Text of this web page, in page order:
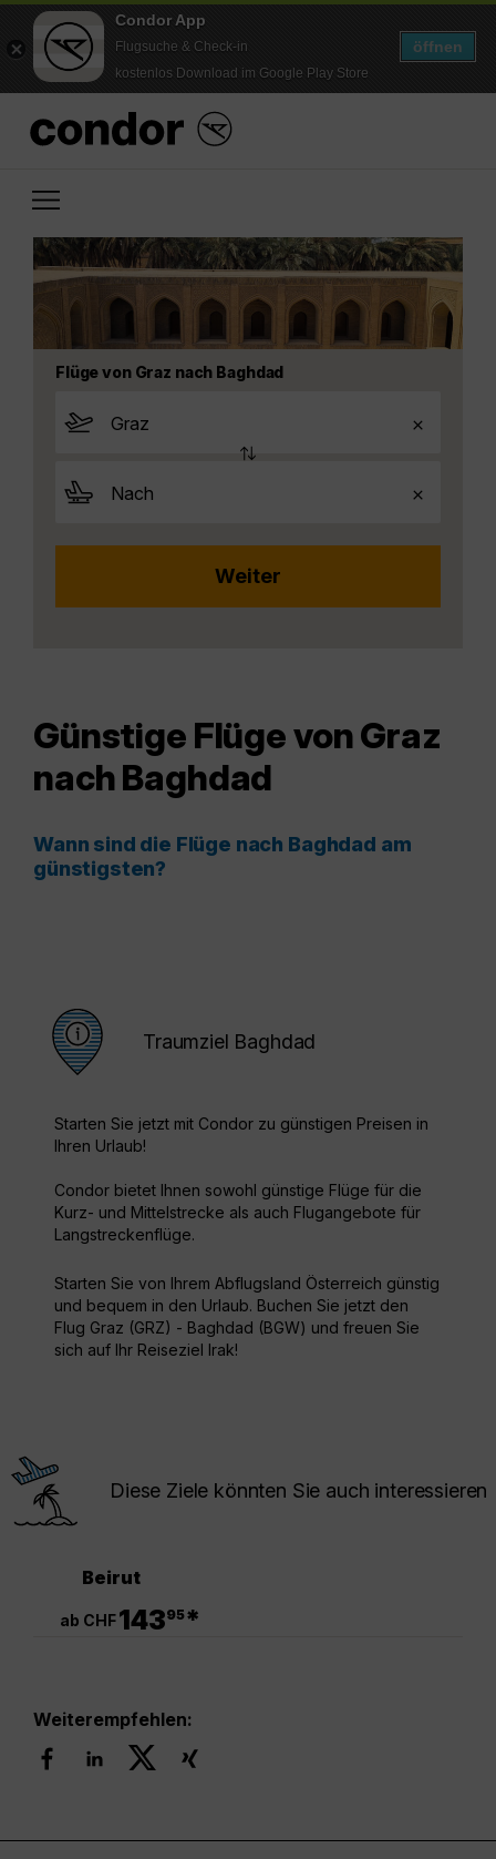
Condor App
Flugsuche & Check-in
kostenlos Download im Google Play Store
öffnen
Flüge von Graz nach Baghdad
Günstige Flüge von Graz
nach Baghdad
Wann sind die Flüge nach Baghdad am
günstigsten?
Traumziel Baghdad
Starten Sie jetzt mit Condor zu günstigen Preisen in
Ihren Urlaub!
Condor bietet Ihnen sowohl günstige Flüge für die
Kurz- und Mittelstrecke als auch Flugangebote für
Langstreckenflüge.
Starten Sie von Ihrem Abflugsland Österreich günstig
und bequem in den Urlaub. Buchen Sie jetzt den
Flug Graz (GRZ) - Baghdad (BGW) und freuen Sie
sich auf Ihr Reiseziel Irak!
Diese Ziele könnten Sie auch interessieren
Beirut
ab CHF14395*
Weiterempfehlen: